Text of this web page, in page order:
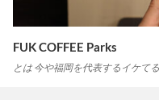
FUK COFFEE Parks
とは 今や福岡を代表するイケて